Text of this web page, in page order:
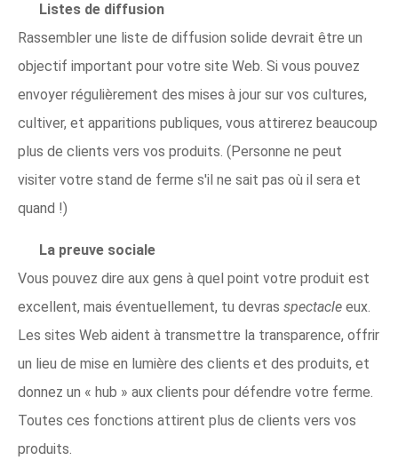
Listes de diffusion
Rassembler une liste de diffusion solide devrait être un
objectif important pour votre site Web. Si vous pouvez
envoyer régulièrement des mises à jour sur vos cultures,
cultiver, et apparitions publiques, vous attirerez beaucoup
plus de clients vers vos produits. (Personne ne peut
visiter votre stand de ferme s'il ne sait pas où il sera et
quand !)
La preuve sociale
Vous pouvez dire aux gens à quel point votre produit est
excellent, mais éventuellement, tu devras spectacle eux.
Les sites Web aident à transmettre la transparence, offrir
un lieu de mise en lumière des clients et des produits, et
donnez un « hub » aux clients pour défendre votre ferme.
Toutes ces fonctions attirent plus de clients vers vos
produits.